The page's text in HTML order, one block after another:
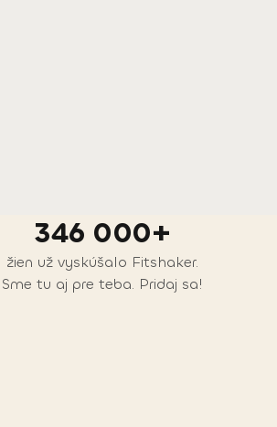
346 000+
žien už vyskúšalo Fitshaker.
Sme tu aj pre teba. Pridaj sa!